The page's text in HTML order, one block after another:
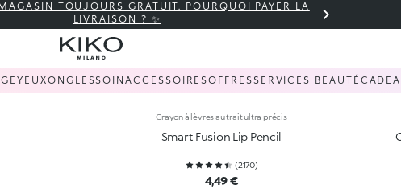
TOUJOURS GRATUIT. POURQUOI PAYER LA
LIVRAISON ? ✨
YEUXONGLESSOINACCESSOIRESOFFRESSERVICES BEAUTÉ
Crayon à lèvres au trait ultra précis
Smart Fusion Lip Pencil
(2170)
4,49 €